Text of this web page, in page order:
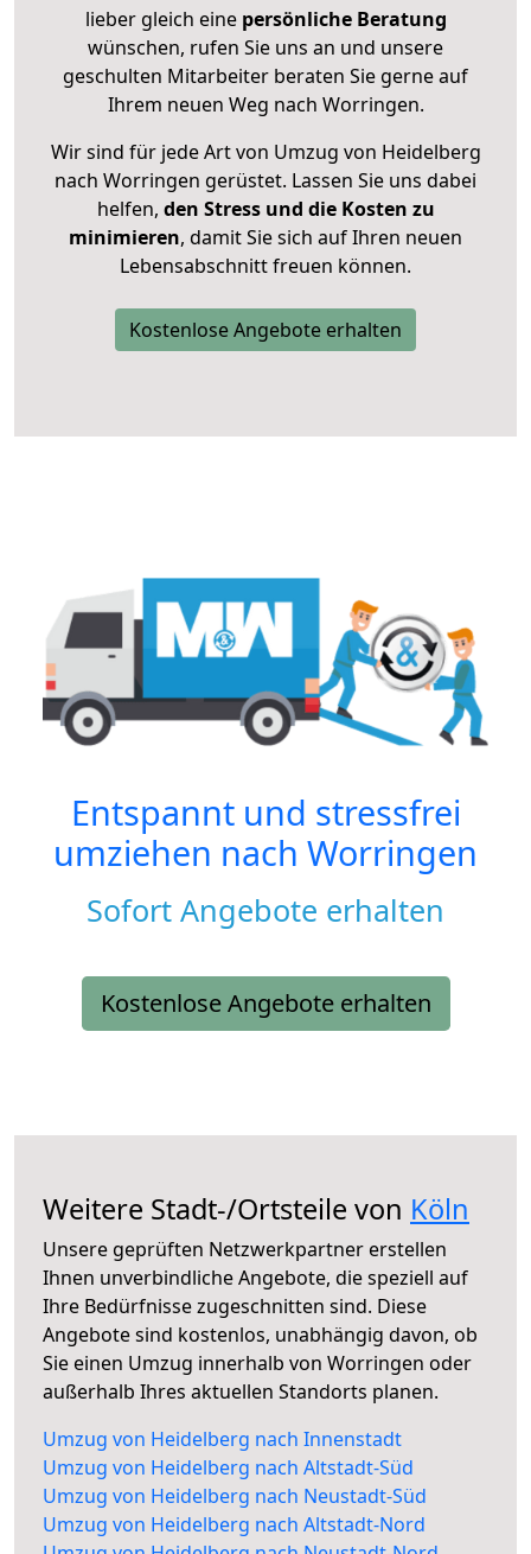
lieber gleich eine persönliche Beratung
wünschen, rufen Sie uns an und unsere
geschulten Mitarbeiter beraten Sie gerne auf
Ihrem neuen Weg nach Worringen.
Wir sind für jede Art von Umzug von Heidelberg
nach Worringen gerüstet. Lassen Sie uns dabei
helfen, den Stress und die Kosten zu
minimieren, damit Sie sich auf Ihren neuen
Lebensabschnitt freuen können.
Kostenlose Angebote erhalten
Entspannt und stressfrei
umziehen nach Worringen
Sofort Angebote erhalten
Kostenlose Angebote erhalten
Weitere Stadt-/Ortsteile von Köln
Unsere geprüften Netzwerkpartner erstellen
Ihnen unverbindliche Angebote, die speziell auf
Ihre Bedürfnisse zugeschnitten sind. Diese
Angebote sind kostenlos, unabhängig davon, ob
Sie einen Umzug innerhalb von Worringen oder
außerhalb Ihres aktuellen Standorts planen.
Umzug von Heidelberg nach Innenstadt
Umzug von Heidelberg nach Altstadt-Süd
Umzug von Heidelberg nach Neustadt-Süd
Umzug von Heidelberg nach Altstadt-Nord